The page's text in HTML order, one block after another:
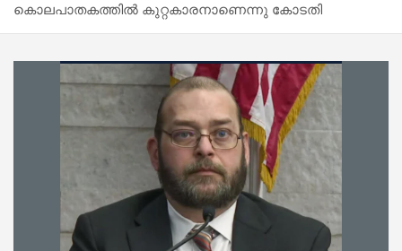
കൊലപാതകത്തിൽ കുറ്റകാരനാണെന്നു കോടതി